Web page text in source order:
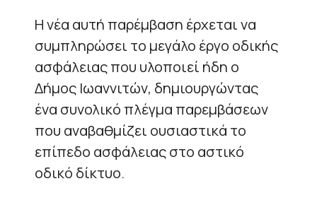
Η νέα αυτή παρέμβαση έρχεται να
συμπληρώσει το μεγάλο έργο οδικής
ασφάλειας που υλοποιεί ήδη ο
Δήμος Ιωαννιτών, δημιουργώντας
ένα συνολικό πλέγμα παρεμβάσεων
που αναβαθμίζει ουσιαστικά το
επίπεδο ασφάλειας στο αστικό
οδικό δίκτυο.